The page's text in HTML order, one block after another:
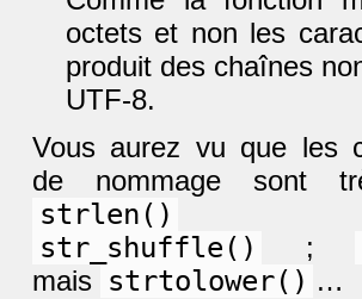
octets et non les
produit des chaînes
UTF-8.
Vous aurez vu que les
de nommage sont
strlen()
str_shuffle() ;
mais strtolower() …